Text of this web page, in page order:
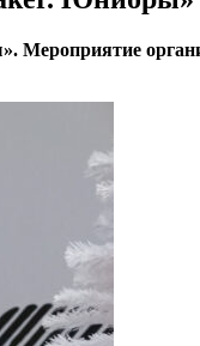
Мероприятие